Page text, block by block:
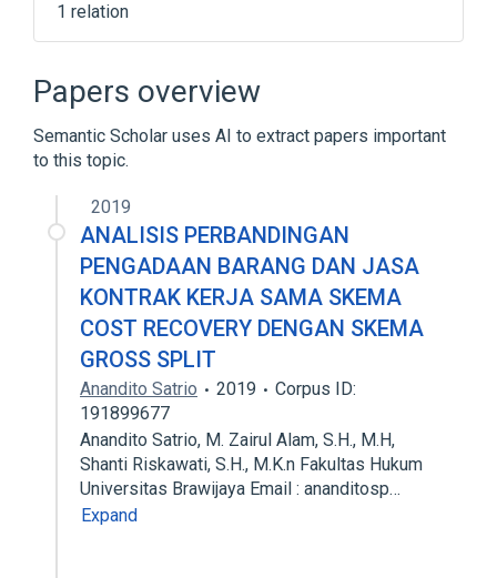
1 relation
Papers overview
Semantic Scholar uses AI to extract papers important
to this topic.
2019
ANALISIS PERBANDINGAN
PENGADAAN BARANG DAN JASA
KONTRAK KERJA SAMA SKEMA
COST RECOVERY DENGAN SKEMA
GROSS SPLIT
Anandito Satrio 2019
Corpus ID:
191899677
Anandito Satrio, M. Zairul Alam, S.H., M.H,
Shanti Riskawati, S.H., M.K.n Fakultas Hukum
Universitas Brawijaya Email : ananditosp…
Expand